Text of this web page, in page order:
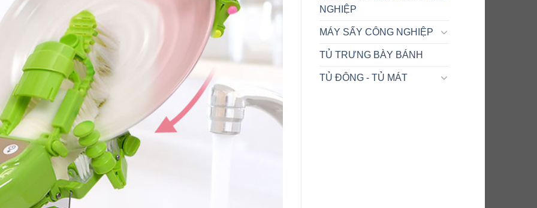
NGHIỆP
MÁY SẤY CÔNG NGHIỆP
TỦ TRƯNG BÀY BÁNH
TỦ ĐÔNG - TỦ MÁT